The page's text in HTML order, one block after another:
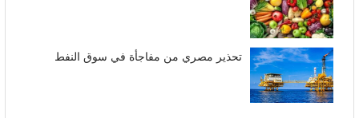
تحذير مصري من مفاجأة في سوق النفط